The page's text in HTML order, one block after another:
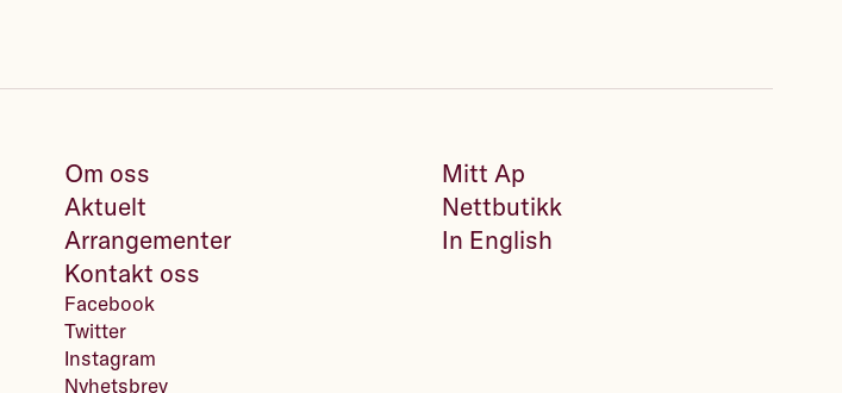
Om oss
Aktuelt
Arrangementer
Kontakt oss
Mitt Ap
Nettbutikk
In English
Facebook
Twitter
Instagram
Nyhetsbrev